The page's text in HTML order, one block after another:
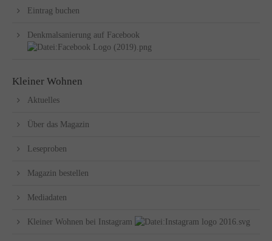
Eintrag buchen
Denkmalsanierung auf Facebook
Kleiner Wohnen
Aktuelles
Über das Magazin
Leseproben
Magazin bestellen
Mediadaten
Kleiner Wohnen bei Instagram